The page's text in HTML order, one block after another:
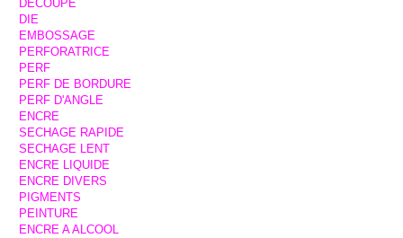
DECOUPE
DIE
EMBOSSAGE
PERFORATRICE
PERF
PERF DE BORDURE
PERF D'ANGLE
ENCRE
SECHAGE RAPIDE
SECHAGE LENT
ENCRE LIQUIDE
ENCRE DIVERS
PIGMENTS
PEINTURE
ENCRE A ALCOOL